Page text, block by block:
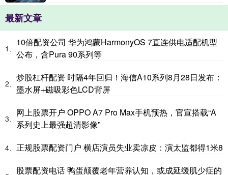
最新文章
1、
10倍配资公司 华为鸿蒙HarmonyOS 7直连供电适配机型
公布，含Pura 90系列等
2、
炒股杠杆配资 时隔4年回归！海信A10系列8月28日发布：
墨水屏+磁吸彩色LCD背屏
3、
网上股票开户 OPPO A7 Pro Max手机预热，官宣搭载“A
系列史上最强超清影像”
4、 正规股票配资门户 横店演员失业卖凉皮：演太监都得1米8
股票配资电话 鸭蛋颠覆老年营养认知，或成延缓肌少症的